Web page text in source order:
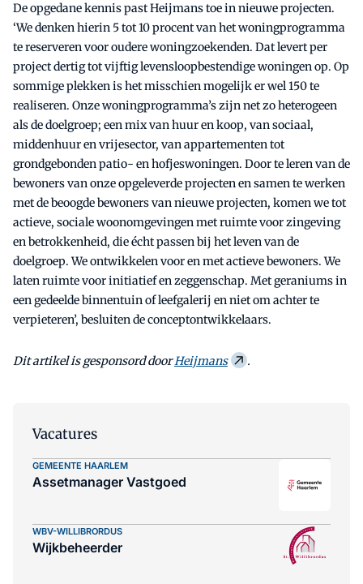
De opgedane kennis past Heijmans toe in nieuwe projecten.
‘We denken hierin 5 tot 10 procent van het woningprogramma
te reserveren voor oudere woningzoekenden. Dat levert per
project dertig tot vijftig levensloopbestendige woningen op. Op
sommige plekken is het misschien mogelijk er wel 150 te
realiseren. Onze woningprogramma’s zijn net zo heterogeen
als de doelgroep; een mix van huur en koop, van sociaal,
middenhuur en vrijesector, van appartementen tot
grondgebonden patio- en hofjeswoningen. Door te leren van de
bewoners van onze opgeleverde projecten en samen te werken
met de beoogde bewoners van nieuwe projecten, komen we tot
actieve, sociale woonomgevingen met ruimte voor zingeving
en betrokkenheid, die écht passen bij het leven van de
doelgroep. We ontwikkelen voor en met actieve bewoners. We
laten ruimte voor initiatief en zeggenschap. Met geraniums in
een gedeelde binnentuin of leefgalerij en niet om achter te
verpieteren’, besluiten de conceptontwikkelaars.
Dit artikel is gesponsord doorHeijmans .
Vacatures
GEMEENTE HAARLEM
Assetmanager Vastgoed
WBV-WILLIBRORDUS
Wijkbeheerder